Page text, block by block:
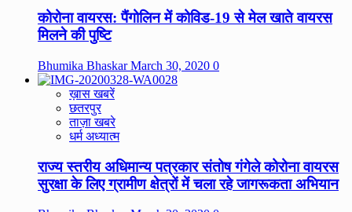
कोरोना वायरस: पैंगोलिन में कोविड-19 से मेल खाते वायरस
मिलने की पुष्टि
Bhumika BhaskarMarch 30, 2020 0
ख़ास खबरें
छतरपुर
ताज़ा खबरे
धर्म अध्यात्म
राज्य स्तरीय अधिमान्य पत्रकार संतोष गंगेले कोरोना वायरस
सुरक्षा के लिए ग्रामीण क्षेत्रों में चला रहे जागरूकता अभियान